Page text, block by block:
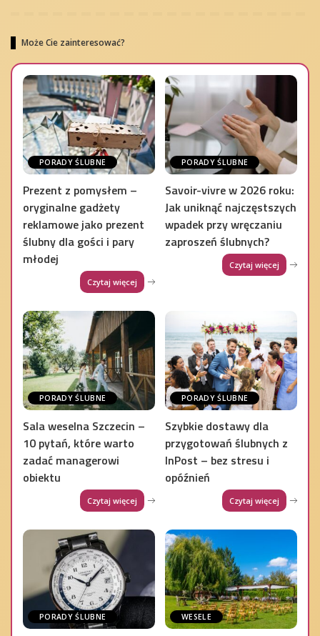
Może Cie zainteresować?
PORADY ŚLUBNE
Prezent z pomysłem –
oryginalne gadżety
reklamowe jako prezent
ślubny dla gości i pary
młodej
Czytaj więcej
PORADY ŚLUBNE
Savoir-vivre w 2026 roku:
Jak uniknąć najczęstszych
wpadek przy wręczaniu
zaproszeń ślubnych?
Czytaj więcej
PORADY ŚLUBNE
Sala weselna Szczecin –
10 pytań, które warto
zadać managerowi
obiektu
Czytaj więcej
PORADY ŚLUBNE
Szybkie dostawy dla
przygotowań ślubnych z
InPost – bez stresu i
opóźnień
Czytaj więcej
PORADY ŚLUBNE WESELE